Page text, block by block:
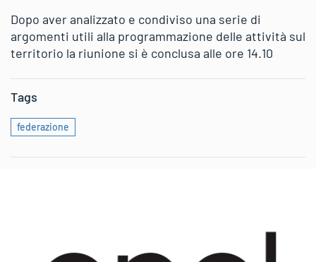
Dopo aver analizzato e condiviso una serie di
argomenti utili alla programmazione delle attività sul
territorio la riunione si è conclusa alle ore 14.10
Tags
federazione